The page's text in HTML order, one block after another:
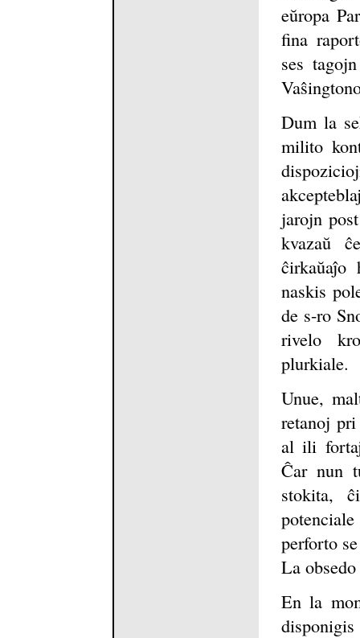
eŭropa
fina
ses
Dum la
milito
jarojn
kvazaŭ
ĉirkaŭaĵo
naskis
de s-ro
rivelo
plurkiale.
Unue,
retanoj
al ili
Ĉar nun
stokita,
perforto
La
En la